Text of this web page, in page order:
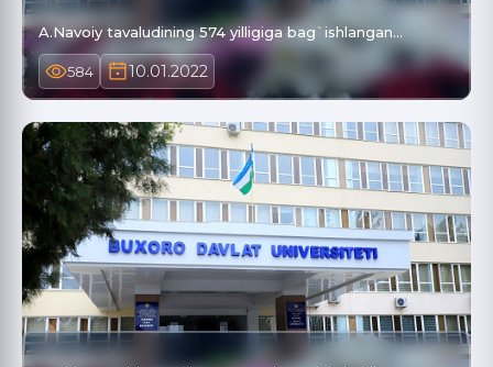
A.Navoiy tavaludining 574 yilligiga bag`ishlangan…
584 10.01.2022